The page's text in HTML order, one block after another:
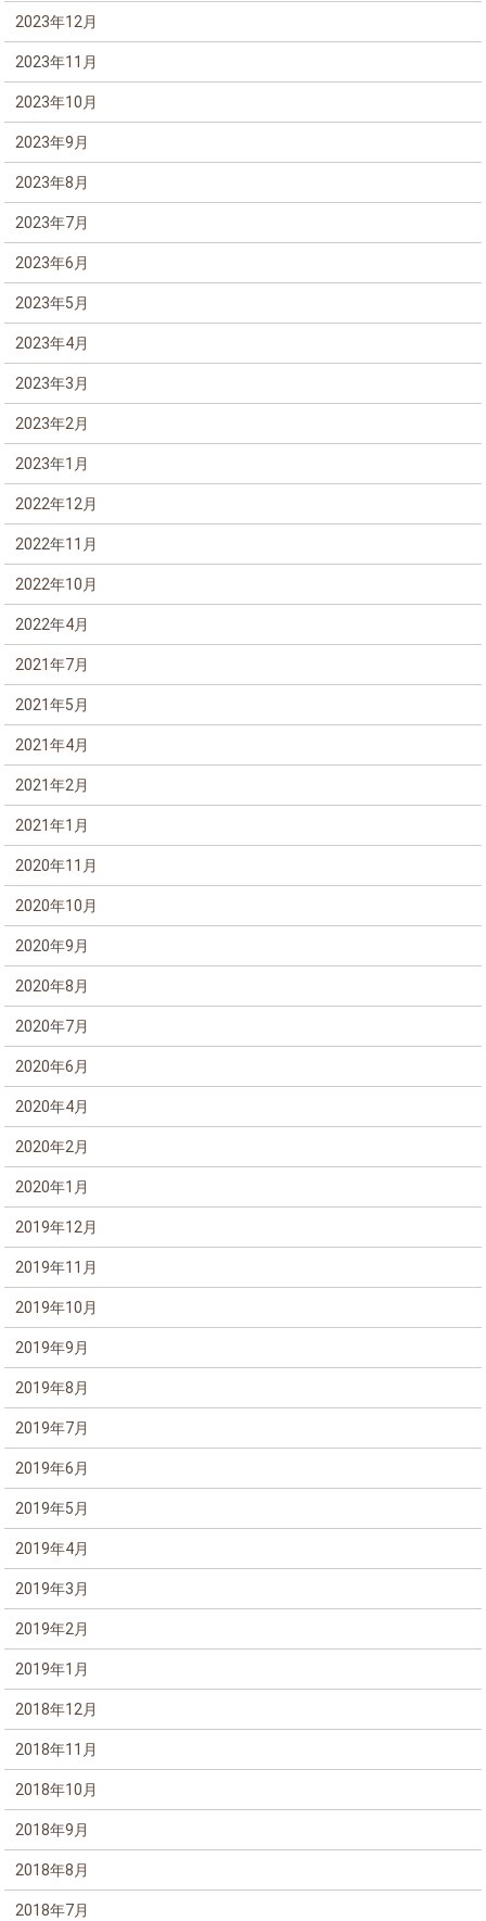
2023年12月
2023年11月
2023年10月
2023年9月
2023年8月
2023年7月
2023年6月
2023年5月
2023年4月
2023年3月
2023年2月
2023年1月
2022年12月
2022年11月
2022年10月
2022年4月
2021年7月
2021年5月
2021年4月
2021年2月
2021年1月
2020年11月
2020年10月
2020年9月
2020年8月
2020年7月
2020年6月
2020年4月
2020年2月
2020年1月
2019年12月
2019年11月
2019年10月
2019年9月
2019年8月
2019年7月
2019年6月
2019年5月
2019年4月
2019年3月
2019年2月
2019年1月
2018年12月
2018年11月
2018年10月
2018年9月
2018年8月
2018年7月